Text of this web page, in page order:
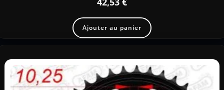
Ajouter au panier